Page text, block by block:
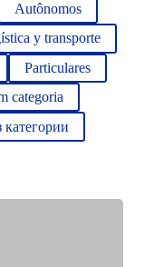
Autônomos
y transporte
Particulares
categoria
категории